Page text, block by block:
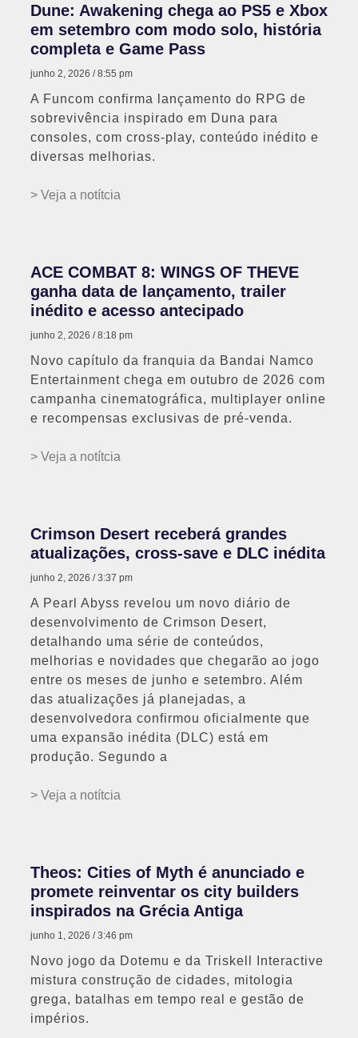
Dune: Awakening chega ao PS5 e Xbox
em setembro com modo solo, história
completa e Game Pass
junho 2, 2026 8:55 pm
A Funcom confirma lançamento do RPG de
sobrevivência inspirado em Duna para
consoles, com cross-play, conteúdo inédito e
diversas melhorias.
> Veja a notítcia
ACE COMBAT 8: WINGS OF THEVE
ganha data de lançamento, trailer
inédito e acesso antecipado
junho 2, 2026 8:18 pm
Novo capítulo da franquia da Bandai Namco
Entertainment chega em outubro de 2026 com
campanha cinematográfica, multiplayer online
e recompensas exclusivas de pré-venda.
> Veja a notítcia
Crimson Desert receberá grandes
atualizações, cross-save e DLC inédita
junho 2, 2026 3:37 pm
A Pearl Abyss revelou um novo diário de
desenvolvimento de Crimson Desert,
detalhando uma série de conteúdos,
melhorias e novidades que chegarão ao jogo
entre os meses de junho e setembro. Além
das atualizações já planejadas, a
desenvolvedora confirmou oficialmente que
uma expansão inédita (DLC) está em
produção. Segundo a
> Veja a notítcia
Theos: Cities of Myth é anunciado e
promete reinventar os city builders
inspirados na Grécia Antiga
junho 1, 2026 3:46 pm
Novo jogo da Dotemu e da Triskell Interactive
mistura construção de cidades, mitologia
grega, batalhas em tempo real e gestão de
impérios.